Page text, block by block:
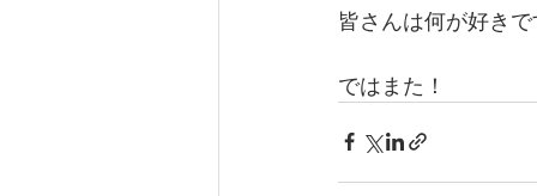
皆さんは何が好き
ではまた！